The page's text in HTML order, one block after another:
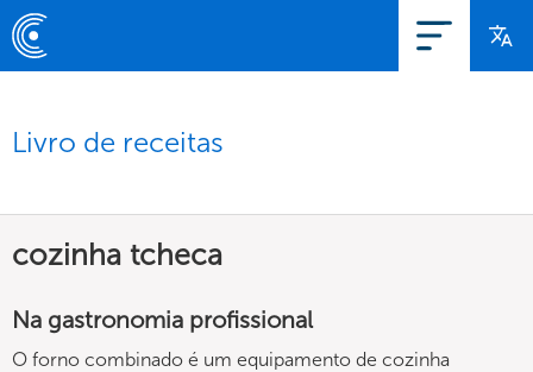
Livro de receitas
cozinha tcheca
Na gastronomia profissional
O forno combinado é um equipamento de cozinha